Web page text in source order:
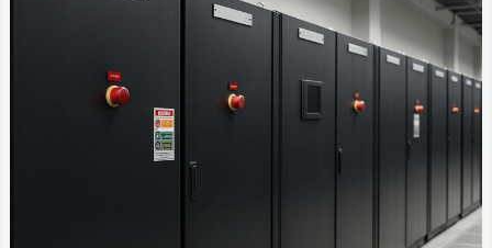
Panel notifikasi juga dibuat lebih praktis. Quick Panel
kini lebih mudah dijangkau dan mempermudah akses
ke fitur seperti pengaturan kecerahan, mode hemat
daya, hingga hotspot. Sementara Notification Panel
memungkinkan pengguna melihat semua notifikasi
masuk dengan satu swipe dari kiri atas layar.
Tampilan fresh Quick Panel & Notification Panel (Samsung)